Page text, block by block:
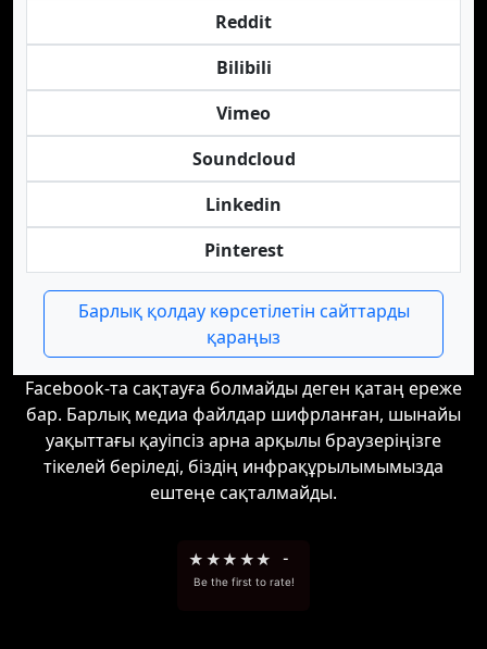
Reddit
Bilibili
Vimeo
Soundcloud
Linkedin
Pinterest
Барлық қолдау көрсетілетін сайттарды
қараңыз
Facebook-та сақтауға болмайды деген қатаң ереже
бар. Барлық медиа файлдар шифрланған, шынайы
уақыттағы қауіпсіз арна арқылы браузеріңізге
тікелей беріледі, біздің инфрақұрылымымызда
ештеңе сақталмайды.
★ ★★ ★★ -
Be the first to rate!